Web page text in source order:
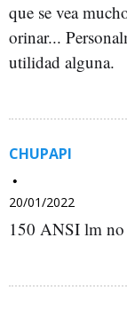
que se vea
orinar...
utilidad alguna.
CHUPAPI
20/01/2022
150 ANSI lm no